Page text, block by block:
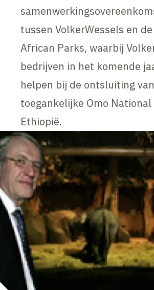
tussen VolkerWessels en
African Parks, waarbij
bedrijven in het komende
helpen bij de ontsluiting
toegankelijke Omo National
Ethiopië.